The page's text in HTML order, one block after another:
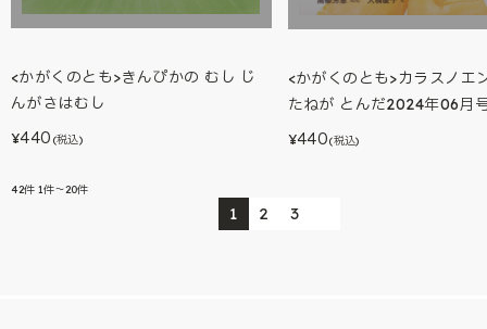
<かがくのとも>きんぴかの むし じ
んがさはむし
¥440 (税込)
<かがくのとも>カラスノエ
たねが とんだ2024年06月
¥440(税込)
42件 1件～20件
1 2 3